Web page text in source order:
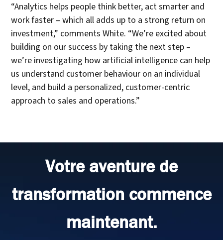
“Analytics helps people think better, act smarter and
work faster – which all adds up to a strong return on
investment,” comments White. “We’re excited about
building on our success by taking the next step –
we’re investigating how artificial intelligence can help
us understand customer behaviour on an individual
level, and build a personalized, customer-centric
approach to sales and operations.”
Votre aventure de
transformation commence
maintenant.